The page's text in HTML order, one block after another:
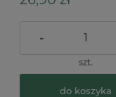
-
szt.
do koszyka